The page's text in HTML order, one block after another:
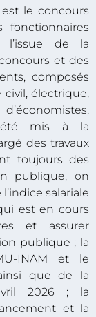
le concours
l’issue de la
et des
composés
électrique,
été mis à la
des travaux
toujours des
publique, on
salariale
est en cours
et assurer
publique ; la
INAM et le
que de la
2026 ; la
et la